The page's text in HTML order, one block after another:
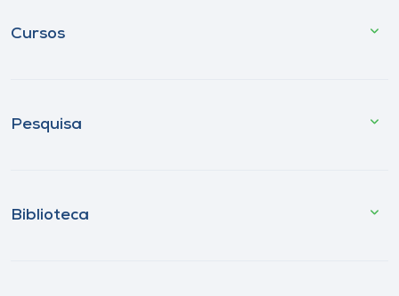
Cursos
Pesquisa
Biblioteca